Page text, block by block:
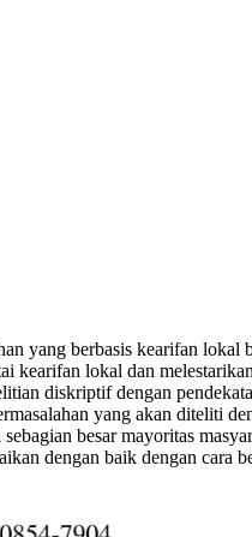
yang berbasis kearifan
lokal dan
diskriptif dengan
yang akan diteliti
besar mayoritas
dengan baik dengan cara